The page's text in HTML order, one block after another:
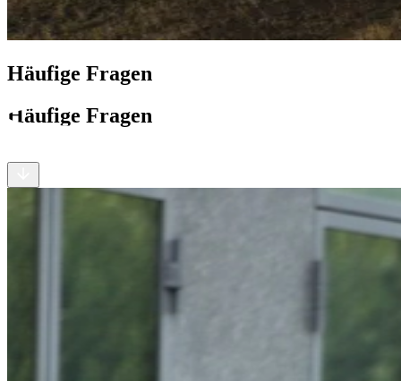
Häufige Fragen
Häufige Fragen